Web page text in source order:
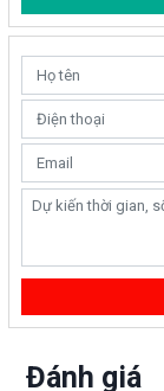
Đánh giá